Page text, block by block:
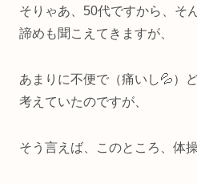
そりゃあ、50代ですから、そ
諦めも聞こえてきますが、
あまりに不便で（痛いし💦）
考えていたのですが、
そう言えば、このところ、体